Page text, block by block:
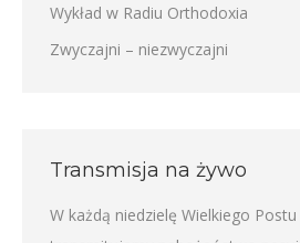
Wykład w Radiu Orthodoxia
Zwyczajni – niezwyczajni
Transmisja na żywo
W każdą niedzielę Wielkiego